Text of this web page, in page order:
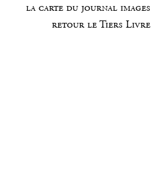
la carte du journal images
retour le Tiers Livre